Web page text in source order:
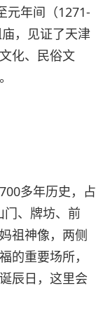
元年间（1271-
，见证了天津
化、民俗文
多年历史，占
、牌坊、前
祖神像，两侧
的重要场所，
辰日，这里会